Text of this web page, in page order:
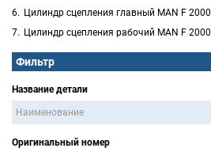
Цилиндр сцепления главный MAN F 2000
Цилиндр сцепления рабочий MAN F 2000
Фильтр
Название детали
Оригинальный номер